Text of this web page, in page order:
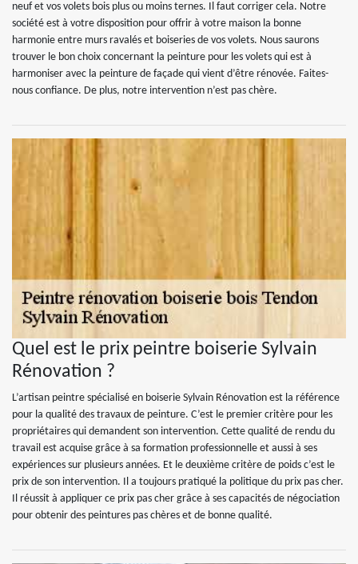
neuf et vos volets bois plus ou moins ternes. Il faut corriger cela. Notre
société est à votre disposition pour offrir à votre maison la bonne
harmonie entre murs ravalés et boiseries de vos volets. Nous saurons
trouver le bon choix concernant la peinture pour les volets qui est à
harmoniser avec la peinture de façade qui vient d’être rénovée. Faites-
nous confiance. De plus, notre intervention n’est pas chère.
Quel est le prix peintre boiserie Sylvain
Rénovation ?
L’artisan peintre spécialisé en boiserie Sylvain Rénovation est la référence
pour la qualité des travaux de peinture. C’est le premier critère pour les
propriétaires qui demandent son intervention. Cette qualité de rendu du
travail est acquise grâce à sa formation professionnelle et aussi à ses
expériences sur plusieurs années. Et le deuxième critère de poids c’est le
prix de son intervention. Il a toujours pratiqué la politique du prix pas cher.
Il réussit à appliquer ce prix pas cher grâce à ses capacités de négociation
pour obtenir des peintures pas chères et de bonne qualité.